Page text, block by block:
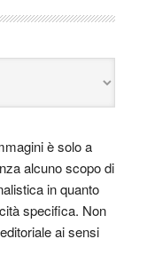
è solo a
alcuno scopo di
in quanto
specifica. Non
ai sensi